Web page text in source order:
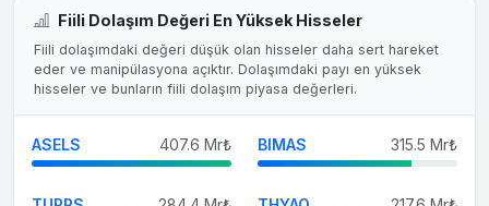
%11.5 - VUSLAT DOĞAN %11.5
ALARK %62.4
İZZET GARİH %18.5 - LEYLA ALATON
%15.4 - VEDAT AKSEL ALATON %14.9 -
DALİA GARİH %13.6
ALTNY %60.0 HAKAN ALTINAY
Fiili Dolaşım Değeri En Yüksek Hisseler
Fiili dolaşımdaki değeri düşük olan hisseler daha sert hareket
eder ve manipülasyona açıktır. Dolaşımdaki payı en yüksek
hisseler ve bunların fiili dolaşım piyasa değerleri.
ASELS 407.6 Mr₺ BIMAS 315.5 Mr₺